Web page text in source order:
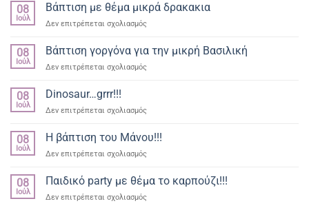
08
Ιούλ
Βάπτιση με θέμα μικρά δρακακια
Δεν επιτρέπεται σχολιασμόςστο
με
θέμα
08
Ιούλ
Βάπτιση γοργόνα για την μικρή Βασιλική
Δεν επιτρέπεται σχολιασμόςστο
Βασιλική
08
Ιούλ
Dinosaur…grrr!!!
Δεν επιτρέπεται σχολιασμόςστο
grrr!!!
08
Ιούλ
Η βάπτιση του Μάνου!!!
Δεν επιτρέπεται σχολιασμόςστο
βάπτιση
08
Ιούλ
Παιδικό party με θέμα το καρπούζι!!!
Δεν επιτρέπεται σχολιασμόςστο